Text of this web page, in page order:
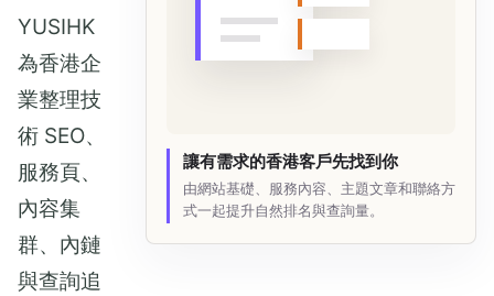
YUSIHK
為香港企
業整理技
術 SEO、
服務頁、
內容集
群、內鏈
與查詢追
讓有需求的香港客戶先找到你
由網站基礎、服務內容、主題文章和聯絡方
式一起提升自然排名與查詢量。